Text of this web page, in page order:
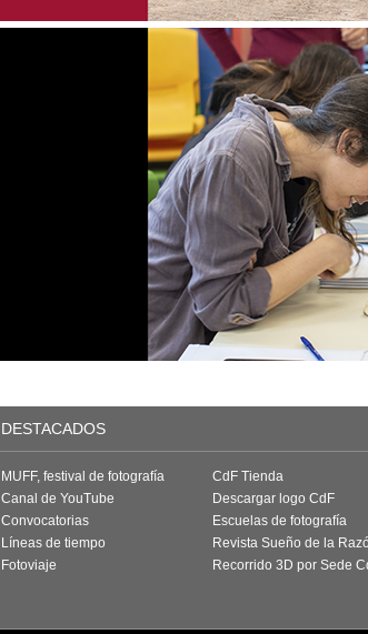
DESTACADOS
MUFF, festival de fotografía
Canal de YouTube
Convocatorias
Líneas de tiempo
Fotoviaje
CdF Tienda
Descargar logo CdF
Escuelas de fotografía
Revista Sueño de la
Recorrido 3D por Sede